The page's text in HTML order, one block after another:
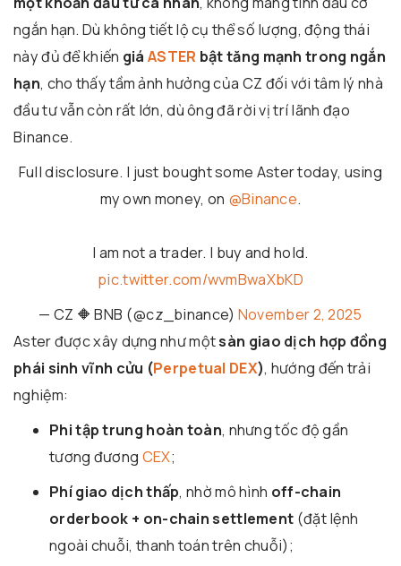
ngắn hạn. Dù không tiết lộ cụ thể số lượng, động thái
này đủ để khiến giáASTER bật tăng mạnh trong ngắn
hạn, cho thấy tầm ảnh hưởng của CZ đối với tâm lý nhà
đầu tư vẫn còn rất lớn, dù ông đã rời vị trí lãnh đạo
Binance.
Full disclosure. I just bought some Aster today, using
my own money, on @Binance.
I am not a trader. I buy and hold.
pic.twitter.com/wvmBwaXbKD
— CZ 🔶 BNB (@cz_binance) November 2, 2025
Aster được xây dựng như mộtsàn giao dịch hợp đồng
phái sinh vĩnh cửu (Perpetual DEX), hướng đến trải
nghiệm:
Phi tập trung hoàn toàn, nhưng tốc độ gần
tương đương CEX;
Phí giao dịch thấp, nhờ mô hình off-chain
orderbook + on-chain settlement (đặt lệnh
ngoài chuỗi, thanh toán trên chuỗi);